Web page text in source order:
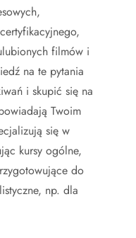
filmów i
na te pytania
i skupić się na
Twoim
się w
kursy ogólne,
do
np. dla